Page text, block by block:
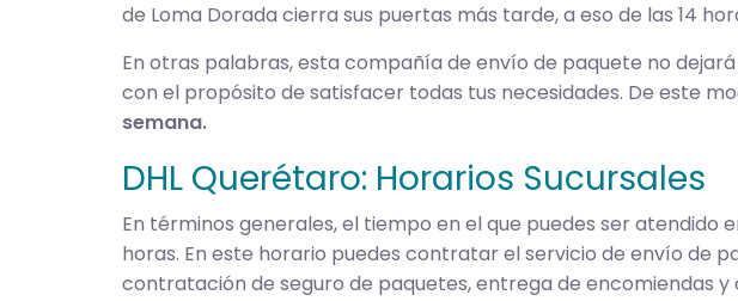
de Loma Dorada cierra sus puertas más tarde, a eso de las 14
En otras palabras, esta compañía de envío de paquete no
con el propósito de satisfacer todas tus necesidades. De este
semana.
DHL Querétaro: Horarios Sucursales
En términos generales, el tiempo en el que puedes ser atendido
horas. En este horario puedes contratar el servicio de envío de
contratación de seguro de paquetes, entrega de encomiendas